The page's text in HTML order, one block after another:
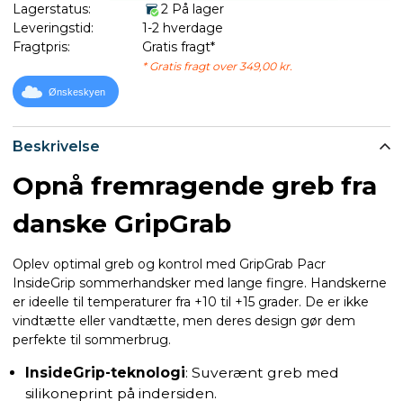
Beskrivelse
Opnå fremragende greb fra
danske GripGrab
Oplev optimal greb og kontrol med GripGrab Pacr
InsideGrip sommerhandsker med lange fingre. Handskerne
er ideelle til temperaturer fra +10 til +15 grader. De er ikke
vindtætte eller vandtætte, men deres design gør dem
perfekte til sommerbrug.
InsideGrip-teknologi: Suverænt greb med
silikoneprint på indersiden.
Lagerstatus:
2 På lager
Leveringstid:
1-2 hverdage
Fragtpris:
Gratis fragt*
* Gratis fragt over 349,00 kr.
Ønskeskyen